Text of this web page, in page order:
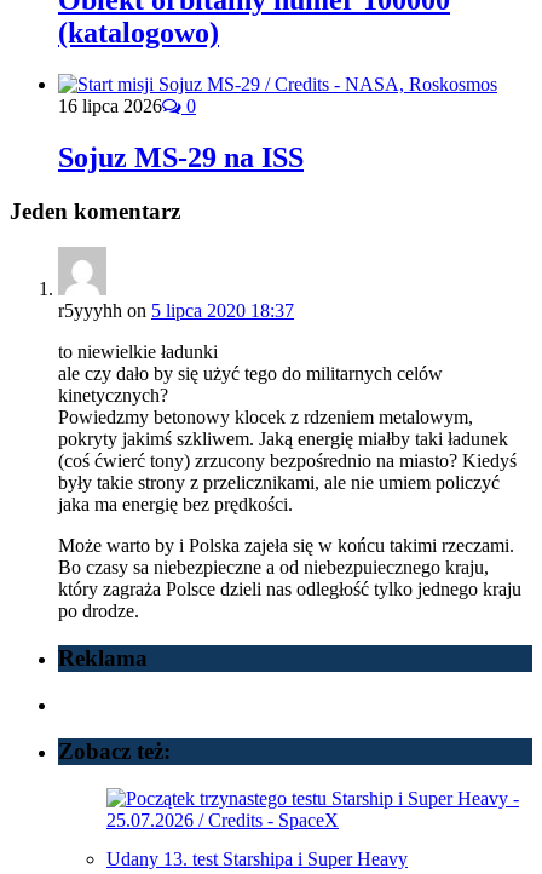
(katalogowo)
16 lipca 2026 0
Sojuz MS-29 na ISS
Jeden komentarz
r5yyyhh on 5 lipca 2020 18:37
to niewielkie ładunki
ale czy dało by się użyć tego do militarnych celów
kinetycznych?
Powiedzmy betonowy klocek z rdzeniem metalowym,
pokryty jakimś szkliwem. Jaką energię miałby taki ładunek
(coś ćwierć tony) zrzucony bezpośrednio na miasto? Kiedyś
były takie strony z przelicznikami, ale nie umiem policzyć
jaka ma energię bez prędkości.
Może warto by i Polska zajeła się w końcu takimi rzeczami.
Bo czasy sa niebezpieczne a od niebezpuiecznego kraju,
który zagraża Polsce dzieli nas odległość tylko jednego kraju
po drodze.
Reklama
Zobacz też:
Udany 13. test Starshipa i Super Heavy